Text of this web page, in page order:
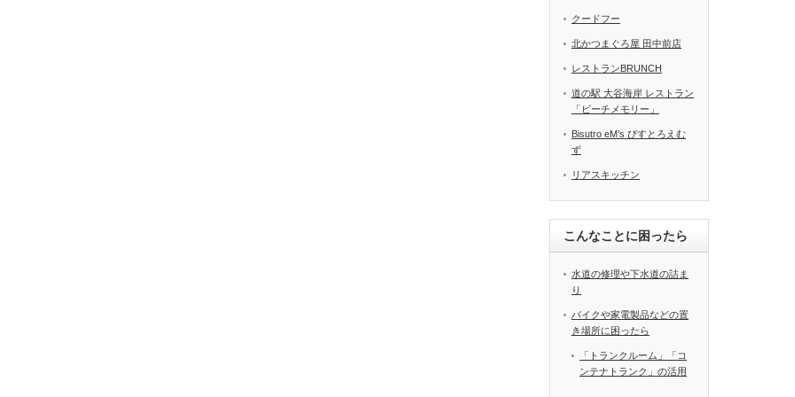
クードフー
北かつまぐろ屋 田中前店
レストランBRUNCH
道の駅 大谷海岸 レストラン
「ビーチメモリー」
Bisutro eM’s びすとろえむ
ず
リアスキッチン
こんなことに困ったら
水道の修理や下水道の詰ま
り
バイクや家電製品などの置
き場所に困ったら
「トランクルーム」「コ
ンテナトランク」の活用